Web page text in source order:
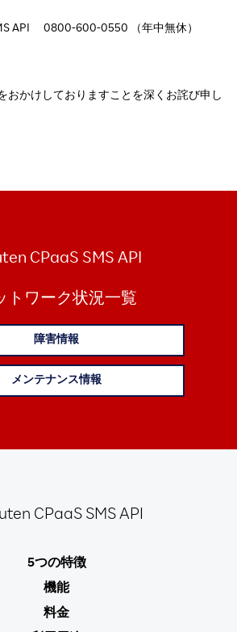
API 0800-600-0550 （年中無休）
おかけしておりますことを深くお詫び申し
CPaaS SMS API
トワーク状況一覧
障害情報
メンテナンス情報
CPaaS SMS API
5つの特徴
機能
料金